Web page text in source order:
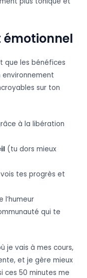
émotionnel
que les bénéfices
environnement
sur ton
à la libération
(tu dors mieux
tes progrès et
l’humeur
qui te
je vais à mes cours,
et je gère mieux
ces 50 minutes me